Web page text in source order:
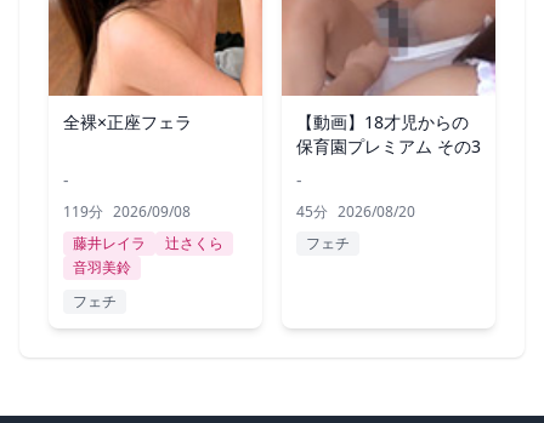
全裸×正座フェラ
-
119分 2026/09/08
藤井レイラ
辻さくら
音羽美鈴
フェチ
【動画】18才児からの
保育園プレミアム その3
-
45分 2026/08/20
フェチ